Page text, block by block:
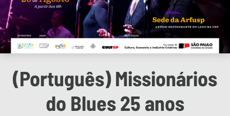
(Português) Missionários
do Blues 25 anos